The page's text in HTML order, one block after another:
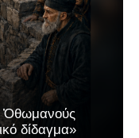
Ὀθωμανούς
δίδαγμα»